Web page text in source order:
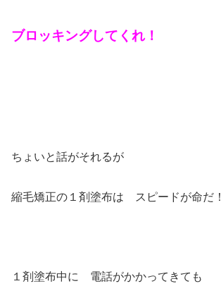
ブロッキングしてくれ！
ちょいと話がそれるが
縮毛矯正の１剤塗布は スピードが命だ！
１剤塗布中に 電話がかかってきても